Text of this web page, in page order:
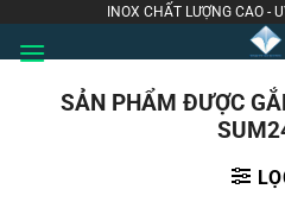
qua
INOX CHẤT LƯỢNG CAO -
SẢN PHẨM ĐƯỢC